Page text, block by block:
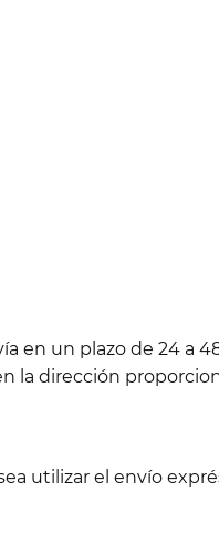
en un plazo de 24 a
la dirección
utilizar el envío